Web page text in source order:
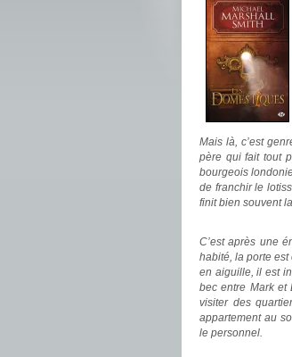
Mais là, c’est
père qui fait tout
bourgeois
de franchir le
finit bien souvent
C’est après une
habité, la porte
en aiguille, il est
bec entre Mark et
visiter des
appartement au
le personnel.